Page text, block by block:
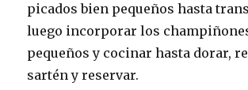
picados bien pequeños hasta
luego incorporar los
pequeños y cocinar hasta dorar,
sartén y reservar.